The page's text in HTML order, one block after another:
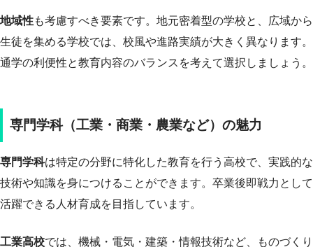
地域性も考慮すべき要素です。地元密着型の学校と、広域から
生徒を集める学校では、校風や進路実績が大きく異なります。
通学の利便性と教育内容のバランスを考えて選択しましょう。
専門学科（工業・商業・農業など）の魅力
専門学科は特定の分野に特化した教育を行う高校で、実践的な
技術や知識を身につけることができます。卒業後即戦力として
活躍できる人材育成を目指しています。
工業高校では、機械・電気・建築・情報技術など、ものづくり